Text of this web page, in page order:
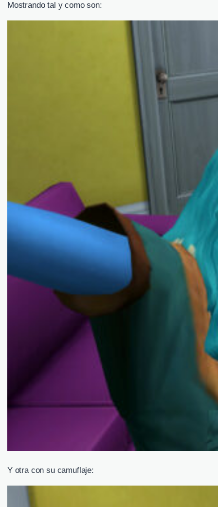
Mostrando tal y como son:
Y otra con su camuflaje: